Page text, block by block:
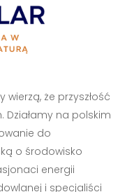
że przyszłość
Działamy na polskim
do
o środowisko
energii
i specjaliści